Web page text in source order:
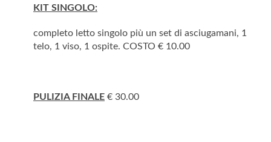
KIT SINGOLO:
completo letto singolo più un set di asciugamani, 1
telo, 1 viso, 1 ospite. COSTO € 10.00
PULIZIA FINALE € 30.00